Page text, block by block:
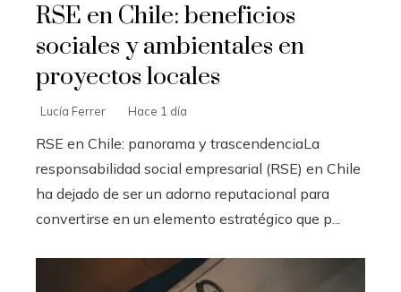
RSE en Chile: beneficios
sociales y ambientales en
proyectos locales
Lucía Ferrer Hace 1 día
RSE en Chile: panorama y trascendenciaLa
responsabilidad social empresarial (RSE) en Chile
ha dejado de ser un adorno reputacional para
convertirse en un elemento estratégico que p...